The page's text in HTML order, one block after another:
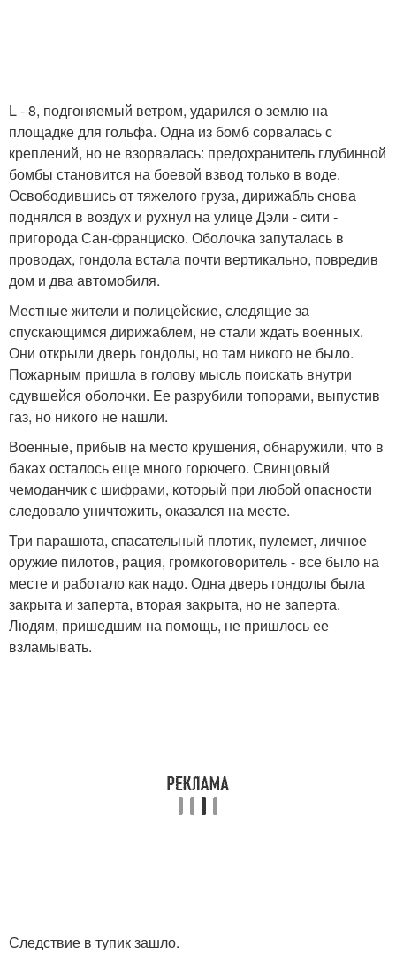
L - 8, подгоняемый ветром, ударился о землю на
площадке для гольфа. Одна из бомб сорвалась с
креплений, но не взорвалась: предохранитель глубинной
бомбы становится на боевой взвод только в воде.
Освободившись от тяжелого груза, дирижабль снова
поднялся в воздух и рухнул на улице Дэли - cити -
пригорода Сан-франциско. Оболочка запуталась в
проводах, гондола встала почти вертикально, повредив
дом и два автомобиля.
Местные жители и полицейские, следящие за
спускающимся дирижаблем, не стали ждать военных.
Они открыли дверь гондолы, но там никого не было.
Пожарным пришла в голову мысль поискать внутри
сдувшейся оболочки. Ее разрубили топорами, выпустив
газ, но никого не нашли.
Военные, прибыв на место крушения, обнаружили, что в
баках осталось еще много горючего. Свинцовый
чемоданчик с шифрами, который при любой опасности
следовало уничтожить, оказался на месте.
Три парашюта, спасательный плотик, пулемет, личное
оружие пилотов, рация, громкоговоритель - все было на
месте и работало как надо. Одна дверь гондолы была
закрыта и заперта, вторая закрыта, но не заперта.
Людям, пришедшим на помощь, не пришлось ее
взламывать.
Следствие в тупик зашло.